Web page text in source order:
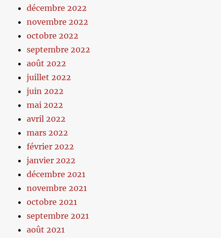
décembre 2022
novembre 2022
octobre 2022
septembre 2022
août 2022
juillet 2022
juin 2022
mai 2022
avril 2022
mars 2022
février 2022
janvier 2022
décembre 2021
novembre 2021
octobre 2021
septembre 2021
août 2021